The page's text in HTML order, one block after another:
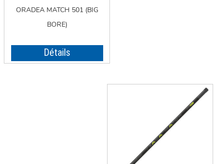
ORADEA MATCH 501 (BIG
BORE)
Détails